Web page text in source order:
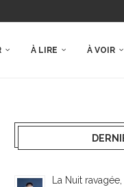
À LIRE À VOIR
La Nuit